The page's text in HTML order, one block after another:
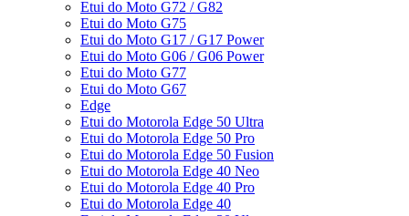
Etui do Moto G72 / G82
Etui do Moto G75
Etui do Moto G17 / G17 Power
Etui do Moto G06 / G06 Power
Etui do Moto G77
Etui do Moto G67
Edge
Etui do Motorola Edge 50 Ultra
Etui do Motorola Edge 50 Pro
Etui do Motorola Edge 50 Fusion
Etui do Motorola Edge 40 Neo
Etui do Motorola Edge 40 Pro
Etui do Motorola Edge 40